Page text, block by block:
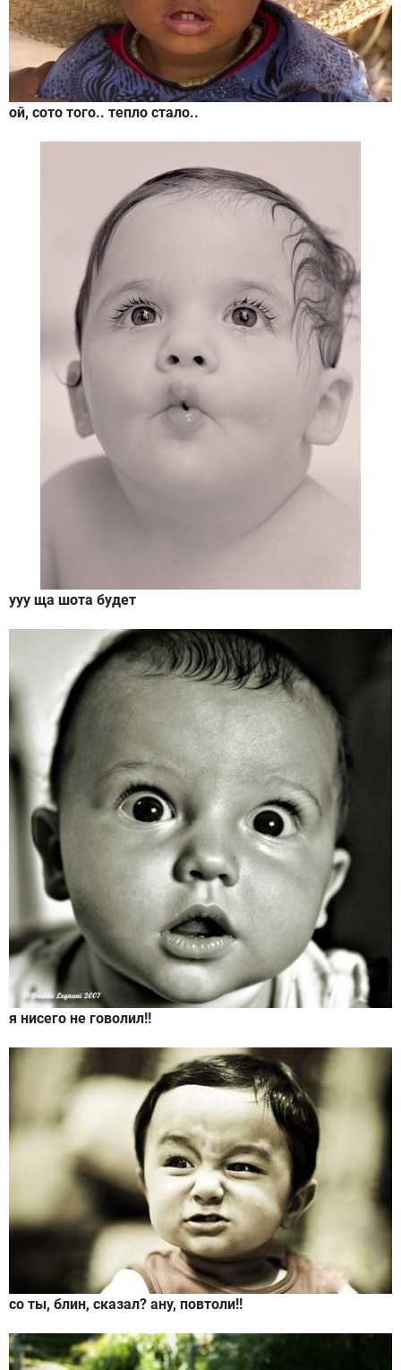
ой, сото того.. тепло стало..
ууу ща шота будет
я нисего не говолил!!
со ты, блин, сказал? ану, повтоли!!